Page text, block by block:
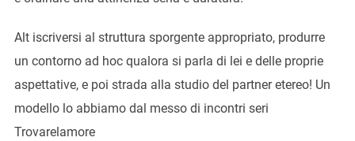
Alt iscriversi al struttura sporgente appropriato, produrre
un contorno ad hoc qualora si parla di lei e delle proprie
aspettative, e poi strada alla studio del partner etereo! Un
modello lo abbiamo dal messo di incontri seri
Trovarelamore